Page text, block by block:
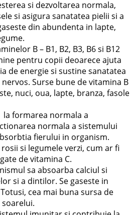
si dezvoltarea normala,
si asigura sanatatea pielii si a
din abundenta in lapte,
B – B1, B2, B3, B6 si B12
pentru copii deoarece ajuta
de energie si sustine sanatatea
Surse bune de vitamina B
nuci, oua, lapte, branza, fasole
formarea normala a
normala a sistemului
fierului in organism.
si legumele verzi, cum ar fi
de vitamina C.
sa absoarba calciul si
si a dintilor. Se gaseste in
cea mai buna sursa de